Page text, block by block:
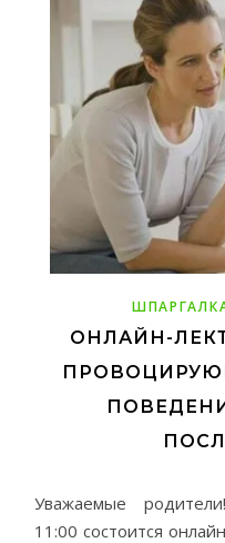
ОНЛАЙН-
Уважаемые
11:00 состоится